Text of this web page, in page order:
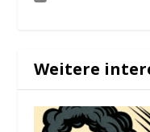
Weitere